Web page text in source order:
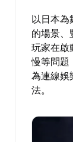
以日本
的場景、
玩家在啟
慢等問題
為連線娛
法。